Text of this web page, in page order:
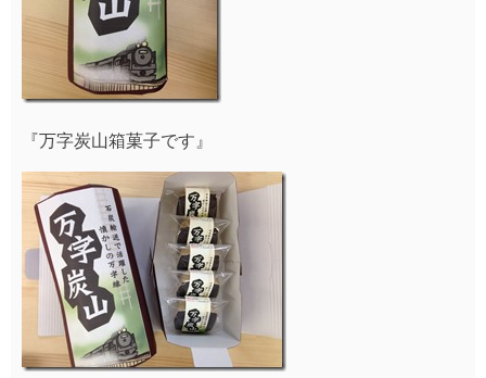
『万字炭山箱菓子です』